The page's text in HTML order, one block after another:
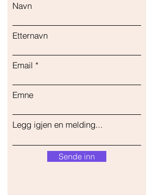
Navn
Etternavn
Email
Emne
Legg igjen en melding...
Sende inn